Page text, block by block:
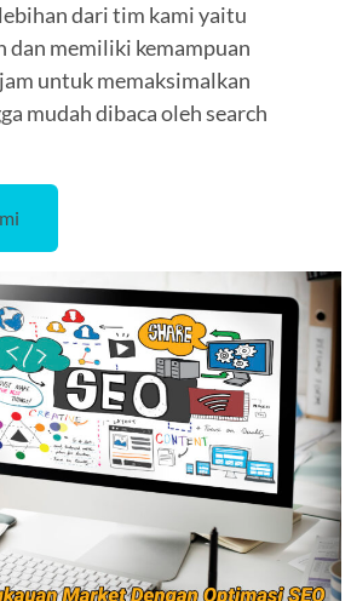
dari tim kami yaitu
dan memiliki kemampuan
untuk memaksimalkan
mudah dibaca oleh search